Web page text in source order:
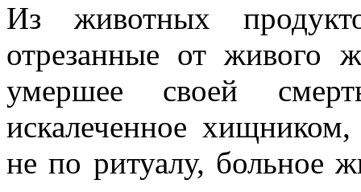
Из животных
отрезанные от живого
умершее своей
искалеченное
не по ритуалу, больное